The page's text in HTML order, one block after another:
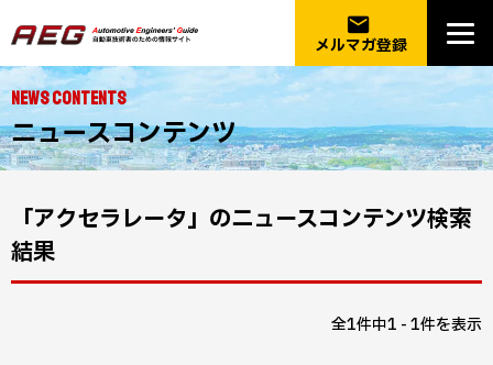
email
メルマガ登録
NEWS CONTENTS
ニュースコンテンツ
「アクセラレータ」のニュースコンテンツ検索
結果
全1件中1 - 1件を表示